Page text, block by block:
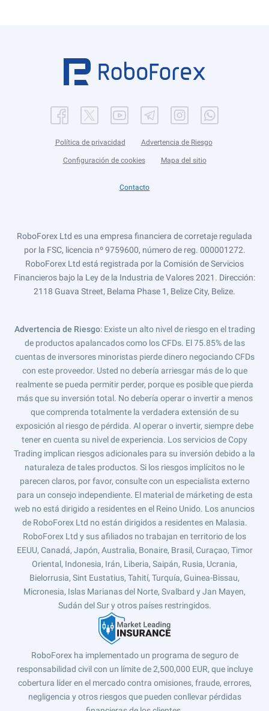
Política de privacidad Advertencia de Riesgo
Configuración de cookies Mapa del sitio
Contacto
RoboForex Ltd es una empresa financiera de corretaje regulada
por la FSC, licencia nº 9759600, número de reg. 000001272.
RoboForex Ltd está registrada por la Comisión de Servicios
Financieros bajo la Ley de la Industria de Valores 2021. Dirección:
2118 Guava Street, Belama Phase 1, Belize City, Belize.
Advertencia de Riesgo: Existe un alto nivel de riesgo en el trading
de productos apalancados como los CFDs. El 75.85% de las
cuentas de inversores minoristas pierde dinero negociando CFDs
con este proveedor. Usted no debería arriesgar más de lo que
realmente se pueda permitir perder, porque es posible que pierda
más que su inversión total. No debería operar o invertir a menos
que comprenda totalmente la verdadera extensión de su
exposición al riesgo de pérdida. Al operar o invertir, siempre debe
tener en cuenta su nivel de experiencia. Los servicios de Copy
Trading implican riesgos adicionales para su inversión debido a la
naturaleza de tales productos. Si los riesgos implícitos no le
parecen claros, por favor, consulte con un especialista externo
para un consejo independiente. El material de márketing de esta
web no está dirigido a residentes en el Reino Unido. Los anuncios
de RoboForex Ltd no están dirigidos a residentes en Malasia.
RoboForex Ltd y sus afiliados no trabajan en territorio de los
EEUU, Canadá, Japón, Australia, Bonaire, Brasil, Curaçao, Timor
Oriental, Indonesia, Irán, Liberia, Saipán, Rusia, Ucrania,
Bielorrusia, Sint Eustatius, Tahití, Turquía, Guinea-Bissau,
Micronesia, Islas Marianas del Norte, Svalbard y Jan Mayen,
Sudán del Sur y otros países restringidos.
RoboForex ha implementado un programa de seguro de
responsabilidad civil con un límite de 2,500,000 EUR, que incluye
cobertura líder en el mercado contra omisiones, fraude, errores,
negligencia y otros riesgos que pueden conllevar pérdidas